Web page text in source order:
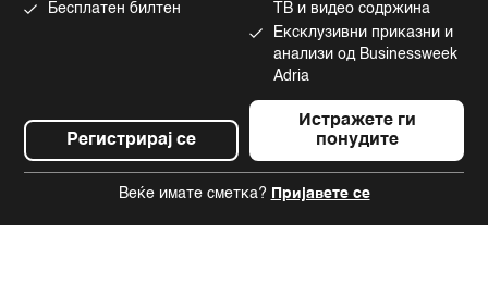
Бесплатен билтен
Регистрирај се
ТВ и видео содржина
Ексклузивни приказни и
анализи од Businessweek
Adria
Истражете ги
понудите
Веќе имате сметка? Пријавете се
©2022 - 2026 Bloomberg L.P. All Rights Reserved. BLOOMBERG and the
BLOOMBERG logo are registered trademarks and service marks of
Bloomberg Finance L.P. or its subsidiaries, displayed with permission
Bloomberg Adria is a Mtel Swiss SA Property
News CMS by Cubes